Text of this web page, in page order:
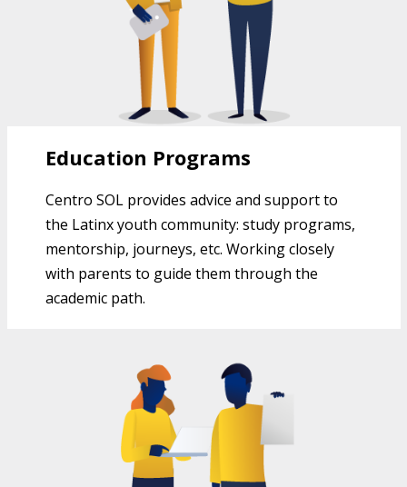
Education Programs
Centro SOL provides advice and support to
the Latinx youth community: study programs,
mentorship, journeys, etc. Working closely
with parents to guide them through the
academic path.
RECURSOS COMUNITARIOS DEL
CENTRO SOL